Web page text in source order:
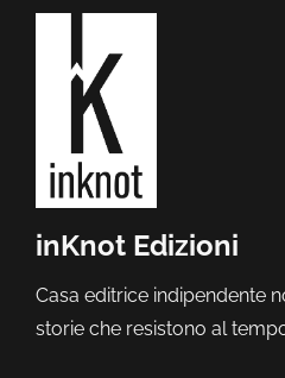
inKnot Edizioni
Casa editrice indipendente
storie che resistono al